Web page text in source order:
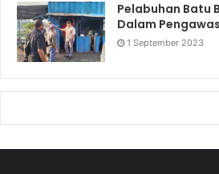
Pelabuhan Batu
Dalam
1 September 2023